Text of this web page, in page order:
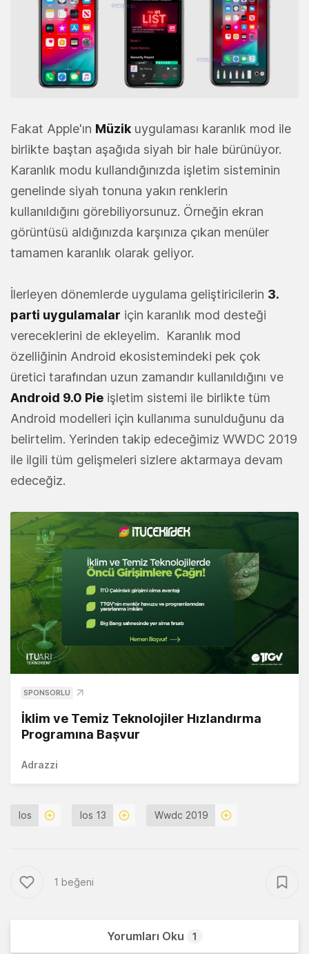
Fakat Apple'ın Müzik uygulaması karanlık mod ile
birlikte baştan aşağıda siyah bir hale bürünüyor.
Karanlık modu kullandığınızda işletim sisteminin
genelinde siyah tonuna yakın renklerin
kullanıldığını görebiliyorsunuz. Örneğin ekran
görüntüsü aldığınızda karşınıza çıkan menüler
tamamen karanlık olarak geliyor.
İlerleyen dönemlerde uygulama geliştiricilerin 3.
parti uygulamalar için karanlık mod desteği
vereceklerini de ekleyelim. Karanlık mod
özelliğinin Android ekosistemindeki pek çok
üretici tarafından uzun zamandır kullanıldığını ve
Android 9.0 Pie işletim sistemi ile birlikte tüm
Android modelleri için kullanıma sunulduğunu da
belirtelim. Yerinden takip edeceğimiz WWDC 2019
ile ilgili tüm gelişmeleri sizlere aktarmaya devam
edeceğiz.
SPONSORLU
İklim ve Temiz Teknolojiler Hızlandırma
Programına Başvur
Adrazzi
Ios Ios 13 Wwdc 2019
1 beğeni
Yorumları Oku 1